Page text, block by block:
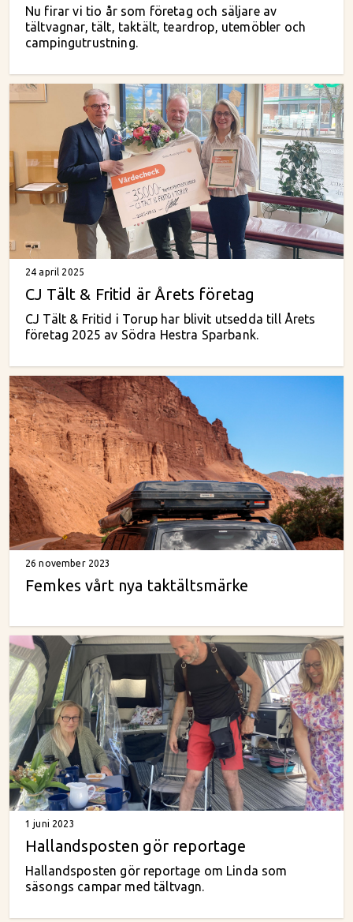
Nu firar vi tio år som företag och säljare av
tältvagnar, tält, taktält, teardrop, utemöbler och
campingutrustning.
24 april 2025
CJ Tält & Fritid är Årets företag
CJ Tält & Fritid i Torup har blivit utsedda till Årets
företag 2025 av Södra Hestra Sparbank.
26 november 2023
Femkes vårt nya taktältsmärke
1 juni 2023
Hallandsposten gör reportage
Hallandsposten gör reportage om Linda som
säsongs campar med tältvagn.